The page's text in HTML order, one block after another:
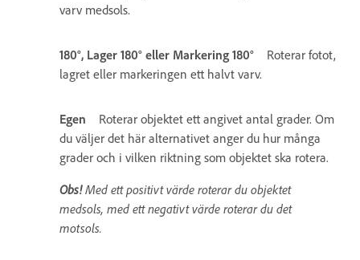
varv medsols.
180°, Lager 180° eller Markering 180°
Roterar fotot,
lagret eller markeringen ett halvt varv.
Egen
Roterar objektet ett angivet antal grader. Om
du väljer det här alternativet anger du hur många
grader och i vilken riktning som objektet ska rotera.
Obs!Med ett positivt värde roterar du objektet
medsols, med ett negativt värde roterar du det
motsols.